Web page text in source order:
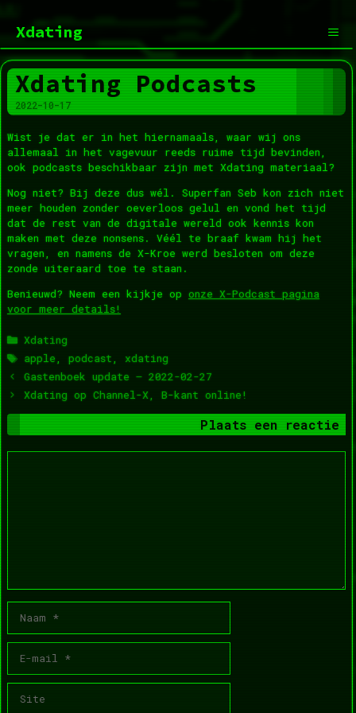
inhoud
Xdating
Menu
Xdating Podcasts
2022-10-17
Wist je dat er in het hiernamaals, waar wij ons
allemaal in het vagevuur reeds ruime tijd bevinden,
ook podcasts beschikbaar zijn met Xdating materiaal?
Nog niet? Bij deze dus wél. Superfan Seb kon zich niet
meer houden zonder oeverloos gelul en vond het tijd
dat de rest van de digitale wereld ook kennis kon
maken met deze nonsens. Véél te braaf kwam hij het
vragen, en namens de X-Kroe werd besloten om deze
zonde uiteraard toe te staan.
Benieuwd? Neem een kijkje op onze X-Podcast pagina
voor meer details!
Categorieën
Xdating
Tags
apple, podcast, xdating
Gastenboek update – 2022-02-27
Xdating op Channel-X, B-kant online!
Plaats een reactie
Reactie
Naam
E-
mail
Site